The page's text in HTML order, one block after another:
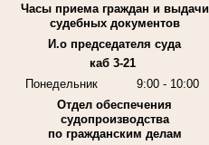
Часы приема граждан и выдачи
судебных документов
И.о председателя суда
каб 3-21
Понедельник
9:00 - 10:00
Отдел обеспечения
судопроизводства
по гражданским делам